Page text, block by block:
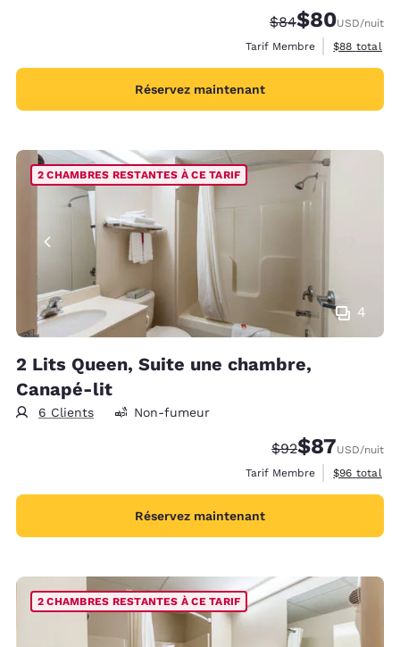
Tarif barré :
$84Tarif réduit :
$80USD/nuit
Tarif Membre
Afficher les
$88 total
Réservez maintenant
4
2 CHAMBRES RESTANTES À CE TARIF
2 Lits Queen, Suite une chambre,
Canapé-lit
6 Clients Non-fumeur
Tarif barré :
$92Tarif réduit :
$87USD/nuit
Tarif Membre
Afficher les
$96 total
Réservez maintenant
2 CHAMBRES RESTANTES À CE TARIF